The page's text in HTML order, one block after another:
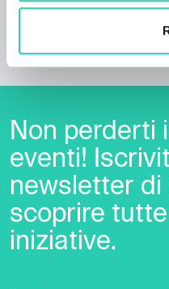
l’organizzatore
le informazioni di
Non perderti
eventi!
newsletter di
scoprire
iniziative.